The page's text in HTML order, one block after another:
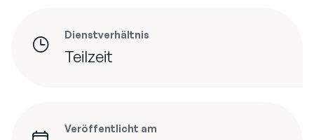
Dienstverhältnis
Teilzeit
Veröffentlicht am